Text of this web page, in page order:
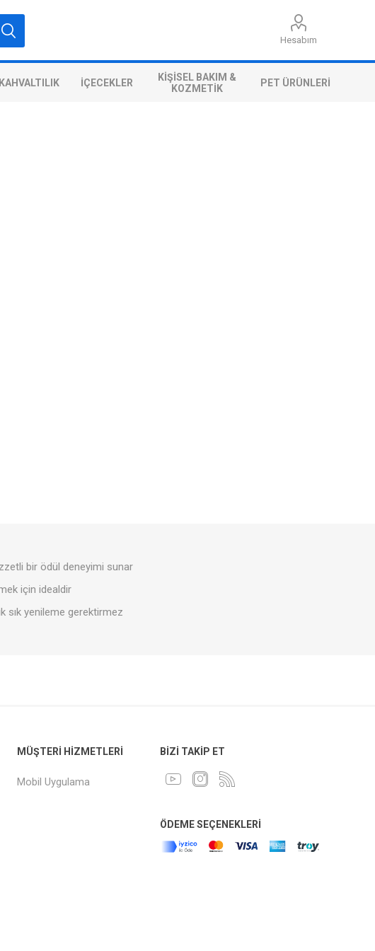
Hesabım
KAHVALTILIK İÇECEKLER
KIŞISEL BAKIM &
KOZMETIK
PET ÜRÜNLERI
bir ödül deneyimi sunar
için idealdir
sık yenileme gerektirmez
MÜŞTERI HIZMETLERI
Mobil Uygulama
BIZI TAKIP ET
ÖDEME SEÇENEKLERI